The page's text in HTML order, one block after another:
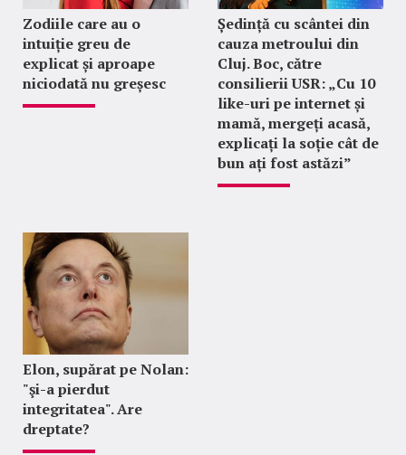
Zodiile care au o
intuiție greu de
explicat și aproape
niciodată nu greșesc
Ședință cu scântei din
cauza metroului din
Cluj. Boc, către
consilierii USR: „Cu 10
like-uri pe internet și
mamă, mergeți acasă,
explicați la soție cât de
bun ați fost astăzi”
Elon, supărat pe Nolan:
"şi-a pierdut
integritatea". Are
dreptate?